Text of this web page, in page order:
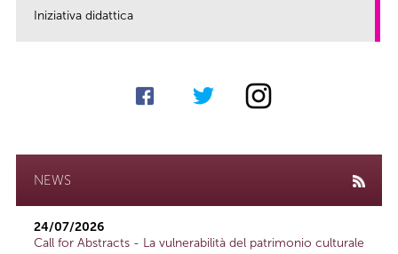
Iniziativa didattica
NEWS
24/07/2026
Call for Abstracts - La vulnerabilità del patrimonio culturale